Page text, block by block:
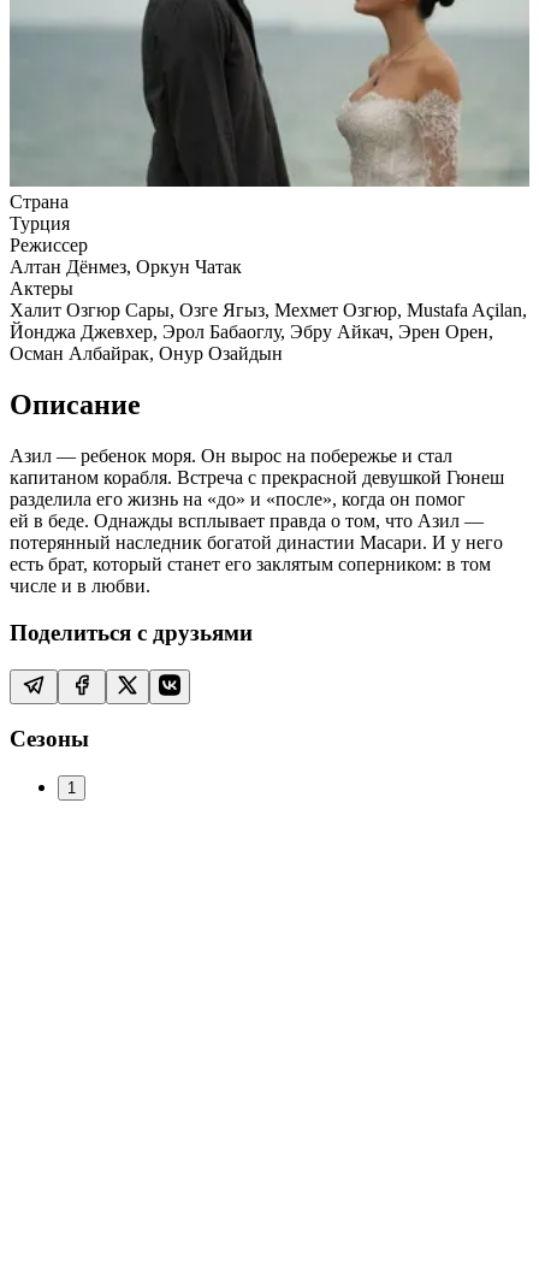
Страна
Турция
Режиссер
Алтан Дёнмез, Оркун Чатак
Актеры
Халит Озгюр Сары, Озге Ягыз, Мехмет Озгюр, Mustafa Açilan,
Йонджа Джевхер, Эрол Бабаоглу, Эбру Айкач, Эрен Орен,
Осман Албайрак, Онур Озайдын
Описание
Азил — ребенок моря. Он вырос на побережье и стал
капитаном корабля. Встреча с прекрасной девушкой Гюнеш
разделила его жизнь на «до» и «после», когда он помог
ей в беде. Однажды всплывает правда о том, что Азил —
потерянный наследник богатой династии Масари. И у него
есть брат, который станет его заклятым соперником: в том
числе и в любви.
Поделиться с друзьями
Сезоны
1